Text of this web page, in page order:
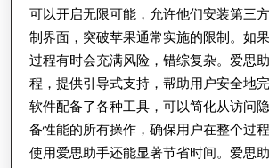
可以开启无限可能，允许他们安装第三
制界面，突破苹果通常实施的限制。如
过程有时会充满风险，错综复杂。爱思
程，提供引导式支持，帮助用户安全地
软件配备了各种工具，可以简化从访问
备性能的所有操作，确保用户在整个过
使用爱思助手还能显著节省时间。爱思